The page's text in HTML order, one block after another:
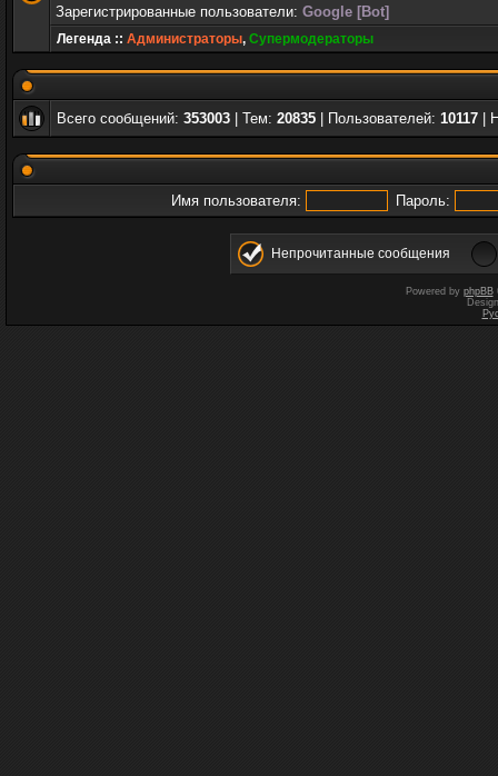
Зарегистрированные пользователи: Google [Bot]
Легенда :: Администраторы, Супермодераторы
Всего сообщений: 353003 | Тем: 20835 | Пользователей: 10117 |
Имя пользователя: Пароль:
Непрочитанные сообщения
Powered by phpBB